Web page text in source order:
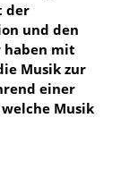
der
und den
haben mit
Musik zur
einer
Musik